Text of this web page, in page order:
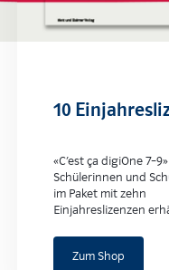
10
«C’est ça digiOne
Schülerinnen und
im Paket mit zehn
Einjahreslizenzen
Zum Shop